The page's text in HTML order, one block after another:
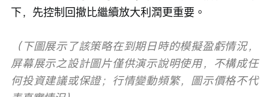
下，先控制回撤比繼續放大利潤更重要。
（下圖展示了該策略在到期日時的模擬盈虧情況，
屏幕展示之設計圖片僅供演示說明使用，不構成任
何投資建議或保證；行情變動頻繁，圖示價格不代